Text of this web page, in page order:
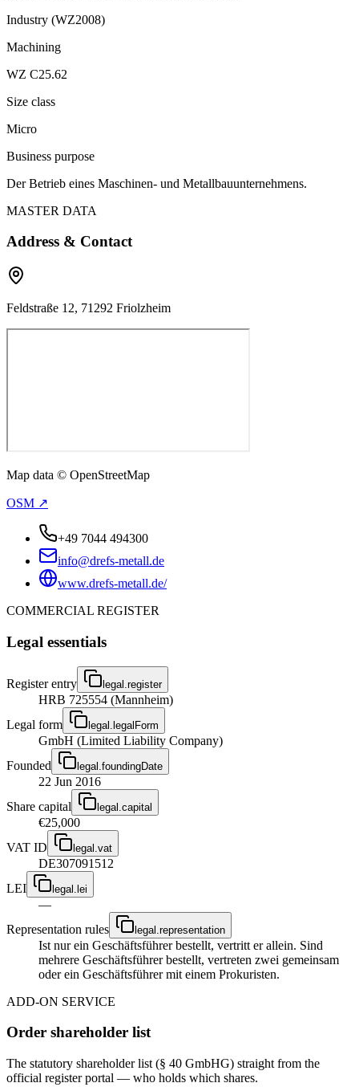
Industry (WZ2008)
Machining
WZ C25.62
Size class
Micro
Business purpose
Der Betrieb eines Maschinen- und Metallbauunternehmens.
MASTER DATA
Address & Contact
Feldstraße 12, 71292 Friolzheim
Map data © OpenStreetMap
OSM ↗
+49 7044 494300
info@drefs-metall.de
www.drefs-metall.de/
COMMERCIAL REGISTER
Legal essentials
Register entry legal.register
HRB 725554 (Mannheim)
Legal form
legal.legalForm
GmbH (Limited Liability Company)
Founded
legal.foundingDate
22 Jun 2016
Share capital
legal.capital
€25,000
VAT ID
legal.vat
DE307091512
LEI
legal.lei
—
Representation rules
legal.representation
Ist nur ein Geschäftsführer bestellt, vertritt er allein. Sind
mehrere Geschäftsführer bestellt, vertreten zwei gemeinsam
oder ein Geschäftsführer mit einem Prokuristen.
ADD-ON SERVICE
Order shareholder list
The statutory shareholder list (§ 40 GmbHG) straight from the
official register portal — who holds which shares.